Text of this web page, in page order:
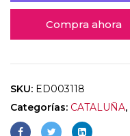
Compra ahora
SKU: ED003118
Categorías: CATALUÑA,